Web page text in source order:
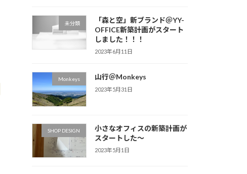
未分類
「森と空」新ブランド＠YY-
OFFICE新築計画がスタート
しました！！！
2023年6月11日
Monkeys 山行＠Monkeys
2023年5月31日
SHOP DESIGN
小さなオフィスの新築計画が
スタートした〜
2023年5月1日